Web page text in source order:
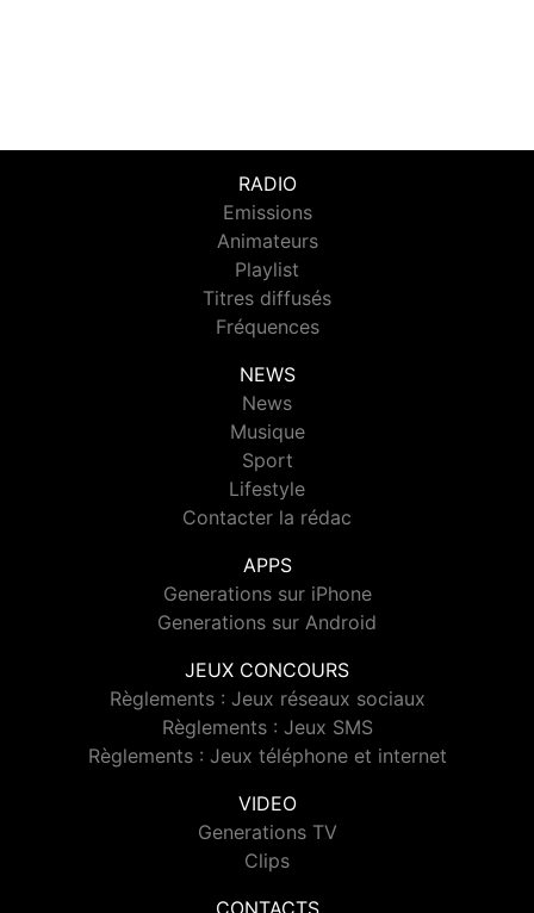
RADIO
Emissions
Animateurs
Playlist
Titres diffusés
Fréquences
NEWS
News
Musique
Sport
Lifestyle
Contacter la rédac
APPS
Generations sur iPhone
Generations sur Android
JEUX CONCOURS
Règlements : Jeux réseaux sociaux
Règlements : Jeux SMS
Règlements : Jeux téléphone et internet
VIDEO
Generations TV
Clips